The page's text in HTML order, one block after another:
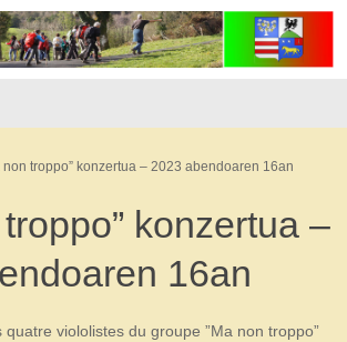
non troppo” konzertua – 2023 abendoaren 16an
troppo” konzertua –
16an
quatre viololistes du groupe ”Ma non troppo”